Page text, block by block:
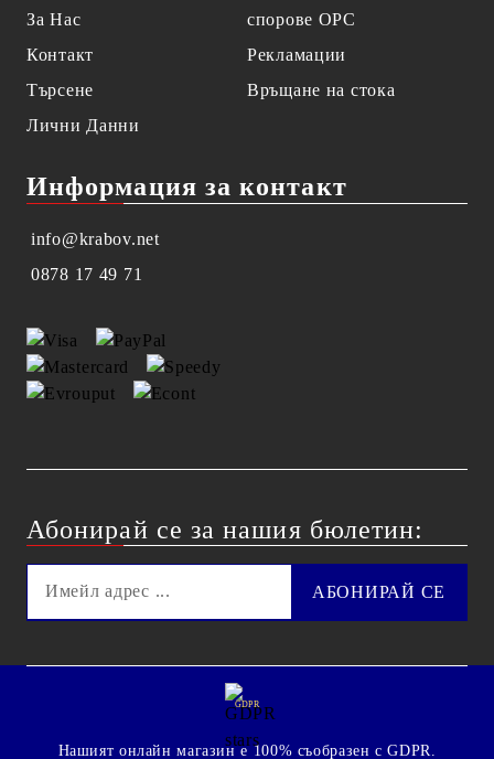
За Нас
Контакт
Търсене
Лични Данни
спорове OPC
Рекламации
Връщане на стока
Информация за контакт
info@krabov.net
0878 17 49 71
Абонирай се за нашия бюлетин:
GDPR
Нашият онлайн магазин е 100% съобразен с GDPR.